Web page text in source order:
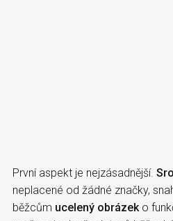
První aspekt je nejzásadnější.
neplacené od žádné značky,
běžcům ucelený obrázek o